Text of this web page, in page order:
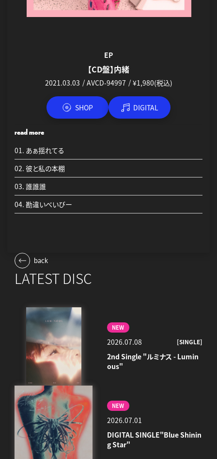
EP
【CD盤】内緒
2021.03.03 AVCD-94997 ¥1,980(税込)
SHOP DIGITAL
初回仕様：7インチサイズ紙ジャケット
read more
01. あぁ揺れてる
02. 彼と私の本棚
03. 誰誰誰
04. 勘違いべいびー
back
LATEST DISC
NEW
2026.07.08 [SINGLE]
2nd Single "ルミナス - Lumin
ous"
NEW
2026.07.01
DIGITAL SINGLE"Blue Shinin
g Star"